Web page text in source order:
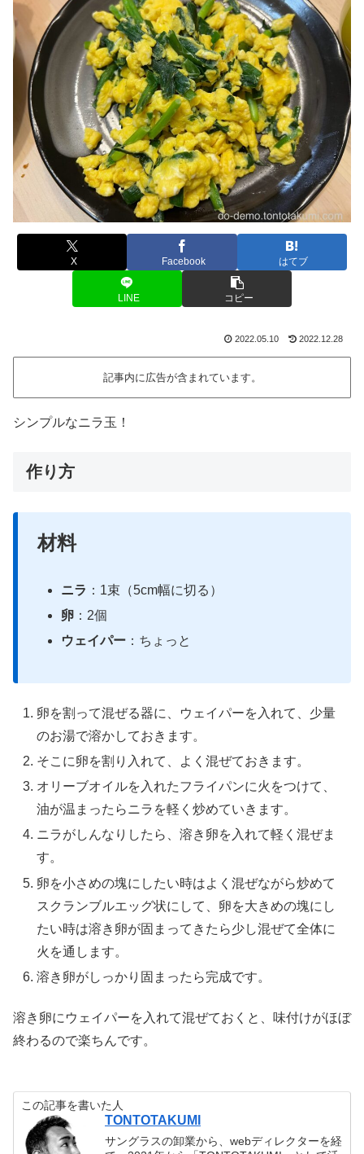
X Facebook はてブ
LINE コピー
2022.05.10 2022.12.28
記事内に広告が含まれています。
シンプルなニラ玉！
作り方
材料
ニラ ：1束（5cm幅に切る）
卵 ：2個
ウェイパー ：ちょっと
卵を割って混ぜる器に、ウェイパーを入れて、少量
のお湯で溶かしておきます。
そこに卵を割り入れて、よく混ぜておきます。
オリーブオイルを入れたフライパンに火をつけて、
油が温まったらニラを軽く炒めていきます。
ニラがしんなりしたら、溶き卵を入れて軽く混ぜま
す。
卵を小さめの塊にしたい時はよく混ぜながら炒めて
スクランブルエッグ状にして、卵を大きめの塊にし
たい時は溶き卵が固まってきたら少し混ぜて全体に
火を通します。
溶き卵がしっかり固まったら完成です。
溶き卵にウェイパーを入れて混ぜておくと、味付けがほぼ
終わるので楽ちんです。
この記事を書いた人
TONTOTAKUMI
サングラスの卸業から、webディレクターを経